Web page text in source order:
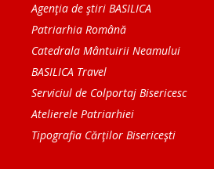
Agenţia de ştiri BASILICA
Patriarhia Română
Catedrala Mântuirii Neamului
BASILICA Travel
Serviciul de Colportaj Bisericesc
Atelierele Patriarhiei
Tipografia Cărţilor Bisericeşti